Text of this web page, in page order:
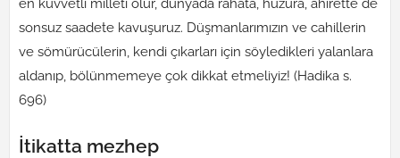
en kuvvetli milleti olur, dünyada rahata, huzura, ahirette de
sonsuz saadete kavuşuruz. Düşmanlarımızın ve cahillerin
ve sömürücülerin, kendi çıkarları için söyledikleri yalanlara
aldanıp, bölünmemeye çok dikkat etmeliyiz! (Hadika s.
696)
İtikatta mezhep